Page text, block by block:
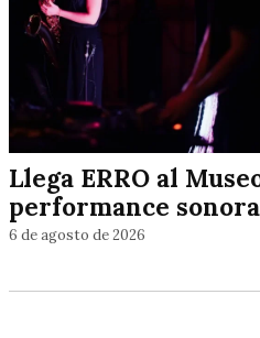
Llega ERRO al
performance
6 de agosto de 2026